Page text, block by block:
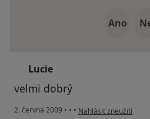
Ano
Lucie
velmi dobrý
2. června 2009 • • • podle názoru uživatele
Nahlásit zneužití